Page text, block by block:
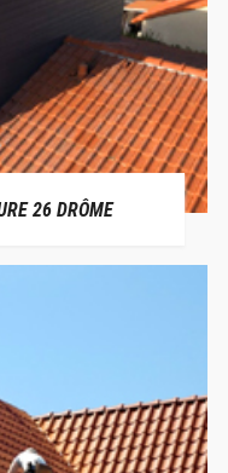
26 DRÔME